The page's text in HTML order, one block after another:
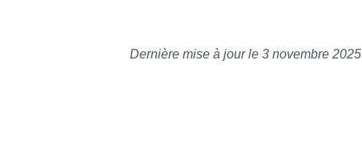
Dernière mise à jour le 3 novembre 2025